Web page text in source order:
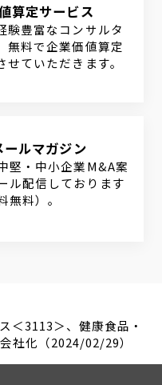
算定サービス
験豊富なコンサルタ
無料で企業価値算定
せていただきます。
ルマガジン
堅・中小企業M&A案
ル配信しております
無料）。
＜3113＞、健康食品・
社化（2024/02/29）